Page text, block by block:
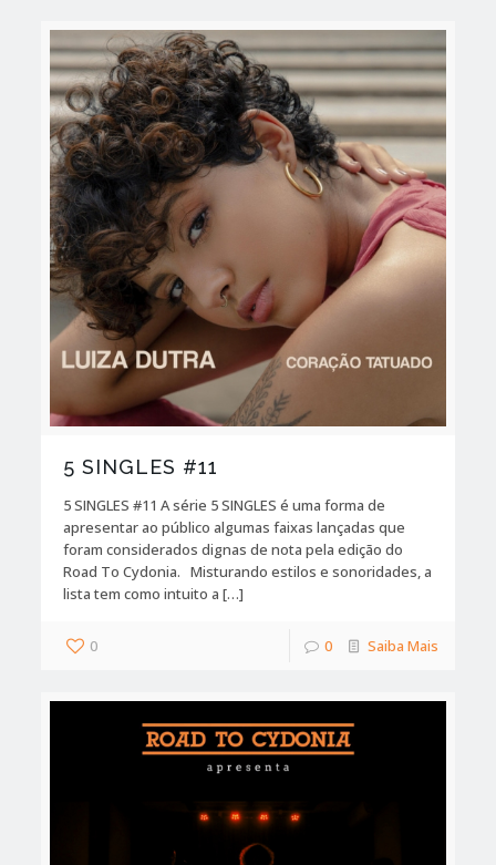
5 SINGLES #11
5 SINGLES #11 A série 5 SINGLES é uma forma de
apresentar ao público algumas faixas lançadas que
foram considerados dignas de nota pela edição do
Road To Cydonia. Misturando estilos e sonoridades, a
lista tem como intuito a […]
0 0 Saiba Mais